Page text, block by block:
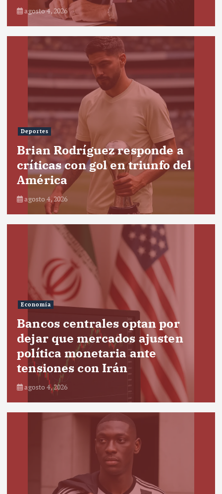
agosto 4, 2026
Deportes
Brian Rodríguez responde a
críticas con gol en triunfo del
América
agosto 4, 2026
Economía
Bancos centrales optan por
dejar que mercados ajusten
política monetaria ante
tensiones con Irán
agosto 4, 2026